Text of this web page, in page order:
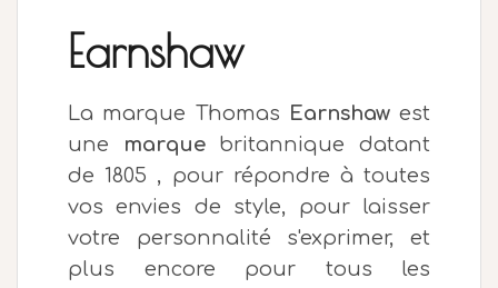
Earnshaw
La marque Thomas Earnshawest
une
marquebritannique datant
de 1805 , pour répondre à toutes
vos envies de style, pour laisser
votre personnalité s'exprimer, et
plus encore pour tous les